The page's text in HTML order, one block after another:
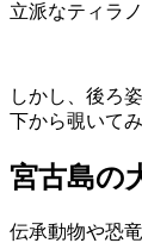
立派なティラ
しかし、後ろ
下から覗いて
宮古島の
伝承動物や恐